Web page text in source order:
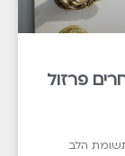
פרזול
הלב